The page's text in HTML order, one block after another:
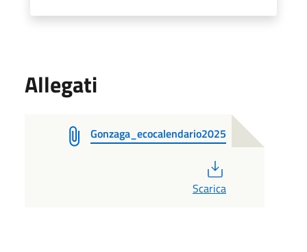
Allegati
Gonzaga_ecocalendario2025
Scarica